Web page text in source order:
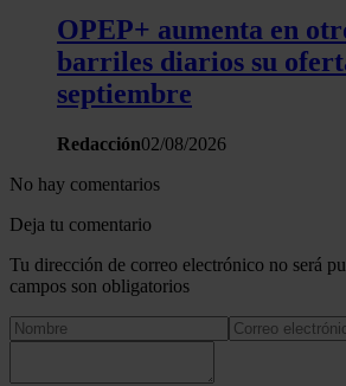
OPEP+ aumenta en
barriles diarios su
septiembre
Redacción02/08/2026
No hay comentarios
Deja tu comentario
Tu dirección de correo electrónico no será
campos son obligatorios